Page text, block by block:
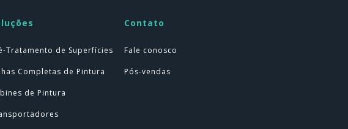
Contato
Tratamento de Superfícies
Completas de Pintura
de Pintura
Fale conosco
Pós-vendas